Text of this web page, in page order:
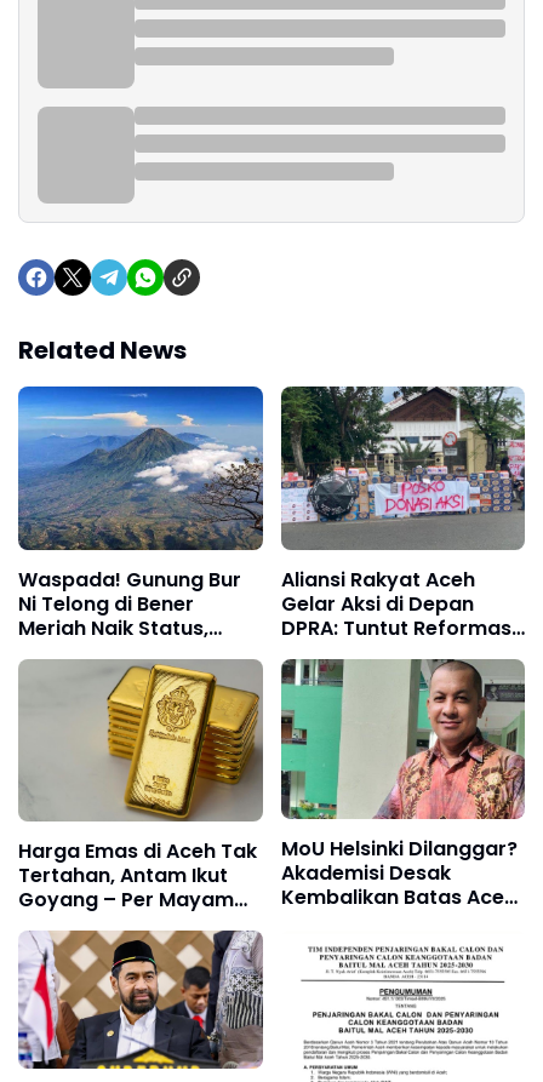
Related News
​Waspada! Gunung Bur
Ni Telong di Bener
Meriah Naik Status,
Radius 1,5 Km Dilarang
Dilintasi
Aliansi Rakyat Aceh
Gelar Aksi di Depan
DPRA: Tuntut Reformasi
DPR dan Polri
Harga Emas di Aceh Tak
Tertahan, Antam Ikut
Goyang – Per Mayam
Sudah Rp 6 Juta!
MoU Helsinki Dilanggar?
Akademisi Desak
Kembalikan Batas Aceh